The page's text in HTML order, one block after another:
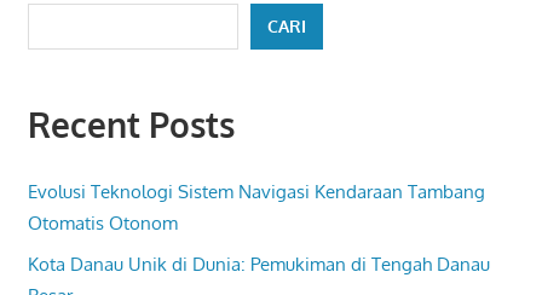
CARI
Recent Posts
Evolusi Teknologi Sistem Navigasi Kendaraan Tambang
Otomatis Otonom
Kota Danau Unik di Dunia: Pemukiman di Tengah Danau